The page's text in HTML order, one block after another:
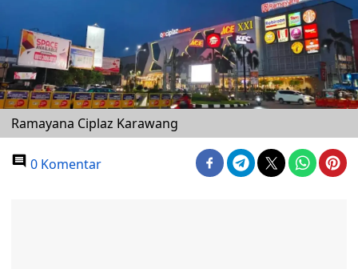
Ramayana Ciplaz Karawang
0 Komentar